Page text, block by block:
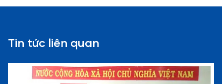
Tin tức liên quan